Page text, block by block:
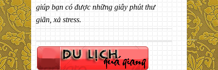
giúp bạn có được những giây phút thư
giãn, xả stress.